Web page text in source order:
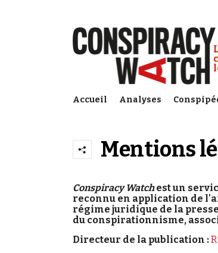
Accueil Analyses
Mentions
Conspiracy Watchest un
reconnu en application de
régime juridique de la presse
du conspirationnisme,
Directeur de la publication :